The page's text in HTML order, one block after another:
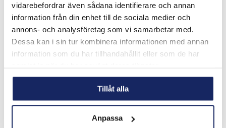
vidarebefordrar även sådana identifierare och annan
information från din enhet till de sociala medier och
annons- och analysföretag som vi samarbetar med.
Dessa kan i sin tur kombinera informationen med annan
information som du har tillhandahållit eller som de har
Tillåt alla
Anpassa